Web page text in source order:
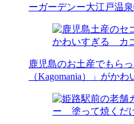
ーガーデンー大江戸温
鹿児島のお土産でもら
（Kagomania）」がかわ